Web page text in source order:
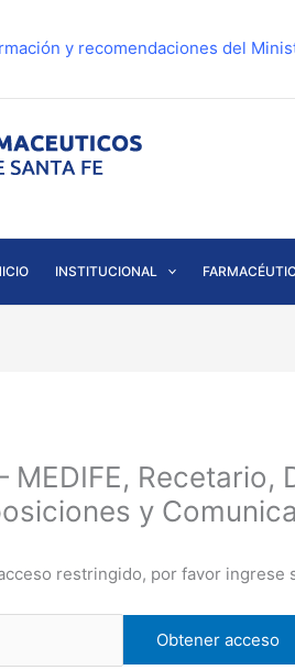
y recomendaciones del
INSTITUCIONAL
MEDIFE, Recetario,
y
restringido, por favor ingrese